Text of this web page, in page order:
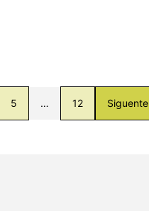
5 … 12 Siguente